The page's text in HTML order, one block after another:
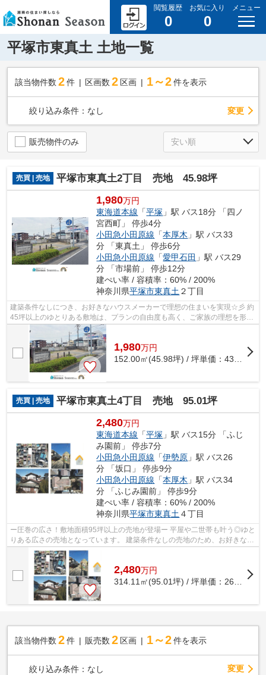
閲覧履歴
0
お気に入り
0
メニュー
平塚市東真土 土地一覧
該当物件数 2件 区画数 2 区画 1～2 件を表示
絞り込み条件： なし 変更
販売物件のみ
売買 | 売地 平塚市東真土2丁目 売地 45.98坪
1,980万円
東海道本線 「平塚 」駅 バス18分 「四ノ
宮西町」 停歩4分
小田急小田原線 「本厚木 」駅 バス33
分 「東真土」 停歩6分
小田急小田原線 「愛甲石田 」駅 バス29
分 「市場前」 停歩12分
建ぺい率 / 容積率：60% / 200%
神奈川県平塚市東真土２丁目
建築条件なしにつき、お好きなハウスメーカーで理想の住まいを実現☆彡 約
45坪以上のゆとりある敷地は、プランの自由度も高く、ご家族の理想を形に
しやすい売地です。ぜひ現地をご覧く...
1,980万円
152.00㎡(45.98坪) / 坪単価：43.07 万円
売買 | 売地 平塚市東真土4丁目 売地 95.01坪
2,480万円
東海道本線 「平塚 」駅 バス15分 「ふじ
み園前」 停歩7分
小田急小田原線 「伊勢原 」駅 バス26
分 「坂口」 停歩9分
小田急小田原線 「本厚木 」駅 バス34
分 「ふじみ園前」 停歩9分
建ぺい率 / 容積率：60% / 200%
神奈川県平塚市東真土 ４丁目
ー圧巻の広さ！敷地面積95坪以上の売地が登場ー 平屋や二世帯も叶う◎ゆと
りある広さの売地となっています。 建築条件なしの売地のため、お好きなハ
ウスメーカーにて建築が可能♪ 不動産...
2,480万円
314.11㎡(95.01坪) / 坪単価：26.1 万円
該当物件数 2件 販売数 2 区画 1～2 件を表示
絞り込み条件： なし 変更